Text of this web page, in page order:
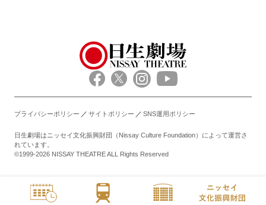
日生劇場はニッセイ文化振興財団（Nissay Culture Foundation）によって運営さ
れています。
©1999-2026 NISSAY THEATRE ALL Rights Reserved
プライバシーポリシー サイトポリシー SNS運用ポリシー